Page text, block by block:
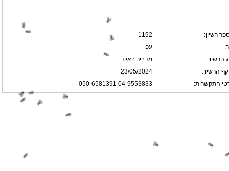
רשיון:
1192
עכו
הרשיון:
מדביר באיוד
הרשיון:
23/05/2024
התקשרות:
04-9553833 050-6581391